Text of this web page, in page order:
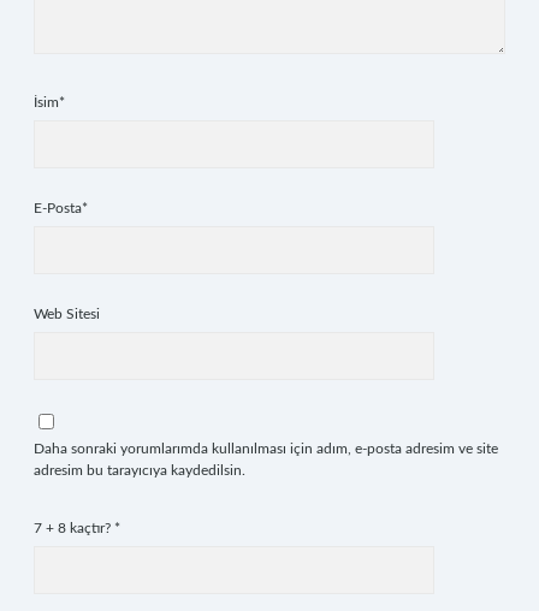
İsim*
E-Posta*
Web Sitesi
Daha sonraki yorumlarımda kullanılması için adım, e-posta adresim ve site
adresim bu tarayıcıya kaydedilsin.
7 + 8 kaçtır? *